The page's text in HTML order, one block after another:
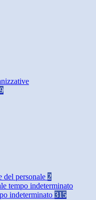
9
del personale 2
tempo indeterminato
indeterminato 315